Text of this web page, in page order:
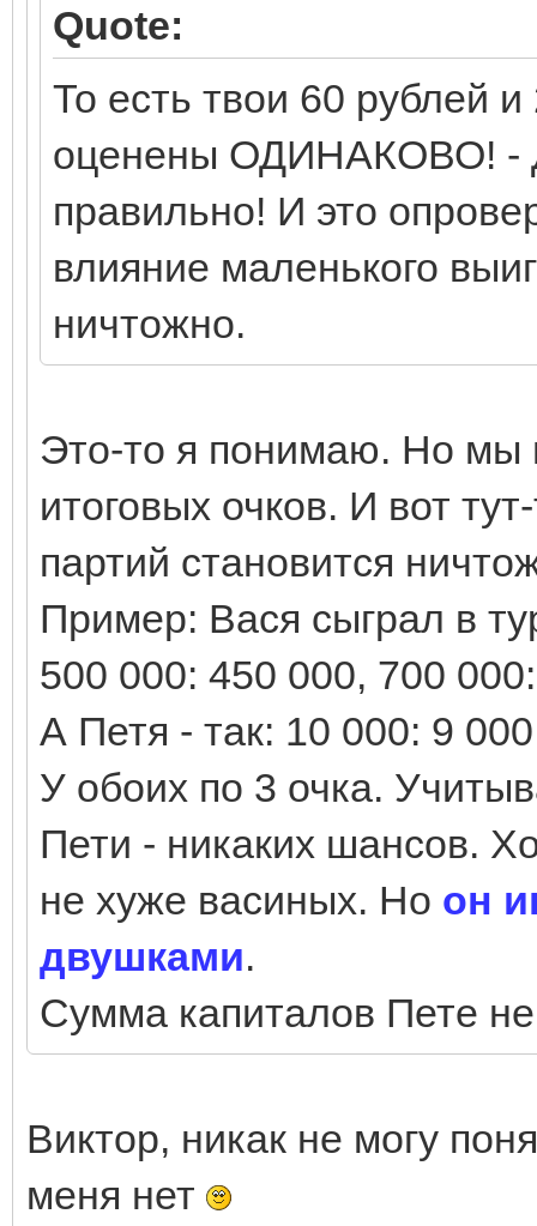
Quote:
То есть твои 60 рублей
оценены ОДИНАКОВО! -
правильно! И это
влияние маленького
ничтожно.
Это-то я понимаю. Но мы
итоговых очков. И вот
партий становится
Пример: Вася сыграл в
500 000: 450 000, 700
А Петя - так: 10 000: 9
У обоих по 3 очка.
Пети - никаких шансов.
не хуже васиных. Но он
двушками.
Сумма капиталов Пете
Виктор, никак не могу
меня нет